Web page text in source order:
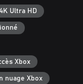
4K Ultra HD
Xbox
nuage Xbox